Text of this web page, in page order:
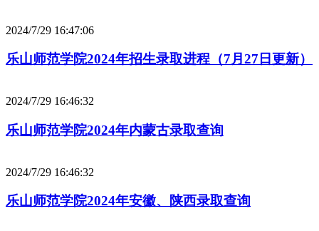
2024/7/29 16:47:06
乐山师范学院2024年招生录取进程（7月27日更新）
2024/7/29 16:46:32
乐山师范学院2024年内蒙古录取查询
2024/7/29 16:46:32
乐山师范学院2024年安徽、陕西录取查询